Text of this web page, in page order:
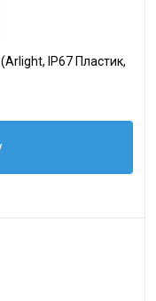
IP67 Пластик,